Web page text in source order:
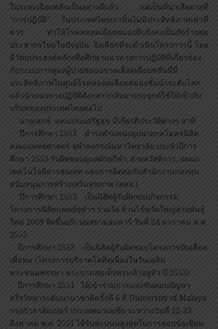
ในระยะเฉียบพลันเป็นอย่างดีแล้ว แต่เป็นที่น่าเสียดายที่
“การปฏิบัติ” ในประเทศไทยเรานั้นไม่มีประสิทธิภาพเท่าที่
ควร ทำให้โรคหลอดเลือดสมองตีบยังคงเป็นภัยร้ายต่อ
ประชากรไทยในปัจจุบัน จึงเลือกที่จะดำเนินโครงการนี้ โดย
มีวัตถุประสงค์หลักเพื่อศึกษาแนวทางการปฏิบัติที่เกี่ยวข้อง
กับระบบการดูแลผู้ป่วยสมองขาดเลือดเฉียบพลันที่มี
ประสิทธิภาพในศูนย์โรคหลอดเลือดสมองชั้นนำระดับโลก
แล้วนำแนวทางปฏิบัติดังกล่าวกลับมาประยุกต์ใช้ให้เข้ากับ
บริบทของประเทศไทยต่อไป
นายเสกข์ แทนประเสริฐสุข มีเกียรติประวัติต่างๆ อาทิ
ปีการศึกษา 2553 ดำรงตำแหน่งอุปนายกสโมสรนิสิต
คณะแพทยศาสตร์ จุฬาลงกรณ์มหาวิทยาลัย ประจำปีการ
ศึกษา 2553 รับผิดชอบดูแลฝ่ายกีฬา, ฝ่ายสวัสดิการ, แผนก
เทคโนโลยีสารสนเทศ และการติดต่อกับสำนักงานกองทุน
สนับสนุนการสร้างเสริมสุขภาพ (สสส.)
ปีการศึกษา 2553 เป็นนิสิตผู้รับผิดชอบกิจกรรม
โครงการนิสิตแพทย์จุฬาฯ ร่วมใจ ต้านไข้หวัดใหญ่สายพันธุ์
ใหม่ 2009 จัดขึ้นบริเวณสยามสแควร์ วันที่ 24 มกราคม พ.ศ.
2553
ปีการศึกษา 2553 เป็นนิสิตผู้รับผิดชอบโครงการปันเลือด
เพื่อพ่อ (โครงการบริจาคโลหิตเนื่องในวันเฉลิม
พระชนมพรรษา พระบาทสมเด็จพระเจ้าอยู่หัว ปี 2553)
ปีการศึกษา 2551 ได้เข้าร่วมการแข่งขันตอบปัญหา
สรีรวิทยาระดับนานาชาติครั้งที่ 6 ที่ University of Malaya
กรุงกัวลาลัมเปอร์ ประเทศมาเลเซีย ระหว่างวันที่ 22-23
สิงหาคม พ.ศ. 2551 ได้รับคะแนนสูงสุดในการสอบข้อเขียน